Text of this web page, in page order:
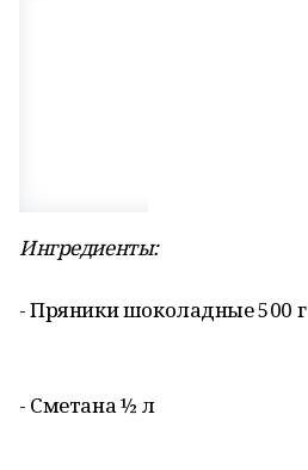
Ингредиенты:
- Пряники шоколадные 500 г
- Сметана ½ л